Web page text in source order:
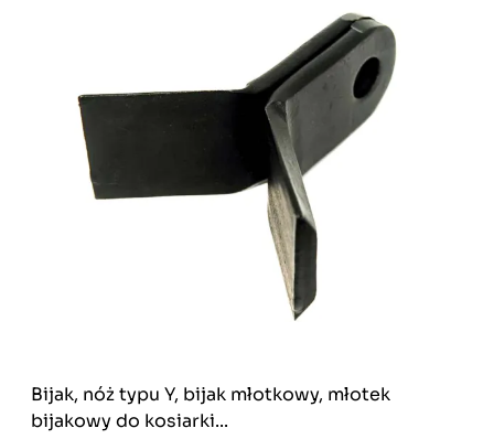
Bijak, nóż typu Y, bijak młotkowy, młotek
bijakowy do kosiarki...